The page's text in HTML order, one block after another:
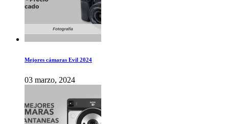
Mejores cámaras Evil 2024
03 marzo, 2024